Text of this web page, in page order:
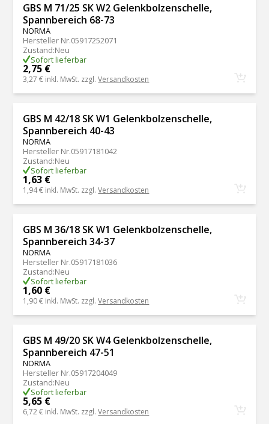
GBS M 71/25 SK W2 Gelenkbolzenschelle,
Spannbereich 68-73
NORMA
Hersteller Nr.05917252071
Zustand:Neu
Sofort lieferbar
2,75 €
3,27 € inkl. MwSt. zzgl.Versandkosten
GBS M 42/18 SK W1 Gelenkbolzenschelle,
Spannbereich 40-43
NORMA
Hersteller Nr.05917181042
Zustand:Neu
Sofort lieferbar
1,63 €
1,94 € inkl. MwSt. zzgl.Versandkosten
GBS M 36/18 SK W1 Gelenkbolzenschelle,
Spannbereich 34-37
NORMA
Hersteller Nr.05917181036
Zustand:Neu
Sofort lieferbar
1,60 €
1,90 € inkl. MwSt. zzgl.Versandkosten
GBS M 49/20 SK W4 Gelenkbolzenschelle,
Spannbereich 47-51
NORMA
Hersteller Nr.05917204049
Zustand:Neu
Sofort lieferbar
5,65 €
6,72 € inkl. MwSt. zzgl.Versandkosten